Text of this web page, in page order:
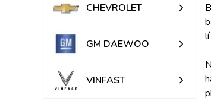
CHEVROLET
GM DAEWOO
VINFAST